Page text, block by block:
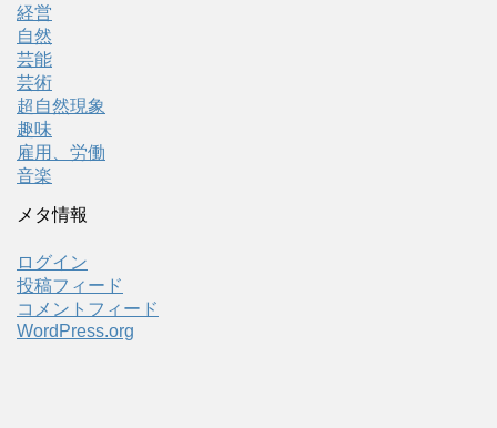
経営
自然
芸能
芸術
超自然現象
趣味
雇用、労働
音楽
メタ情報
ログイン
投稿フィード
コメントフィード
WordPress.org